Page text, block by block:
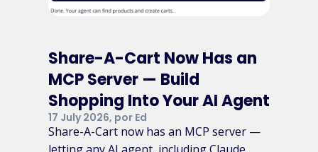
Share-A-Cart Now Has an
MCP Server — Build
Shopping Into Your AI Agent
17 July 2026, por Ed
Share-A-Cart now has an MCP server —